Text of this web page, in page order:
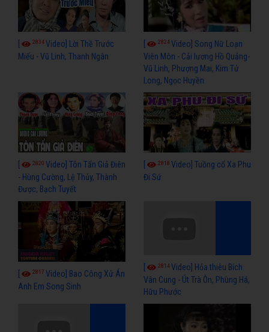
2834Video] Lời Thề Trước
Miếu - Vũ Linh, Thanh Ngân
2824Video] Song Nữ Loạn
Viên Môn - Cải lương Hồ Quảng-
Vũ Linh, Phượng Mai, Kim Tử
Long, Ngọc Huyền
2820 Video] Tôn Tẩn Giả Điên
- Hùng Cường, Lệ Thủy, Thành
Được, Bạch Tuyết
2818 Video] Tuồng cổ Xa Phu
Đi Sứ
2817 Video] Bao Công Xử Án
Anh Em Song Sinh
2814Video] Hỏa thiêu Bích
Vân Cung - Út Trà Ôn, Phùng Há,
Hữu Phước